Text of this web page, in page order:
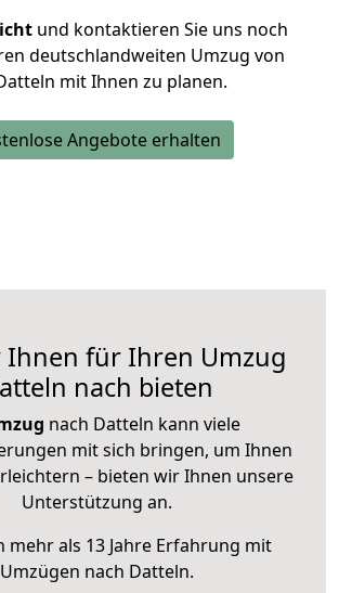
und kontaktieren Sie uns noch
deutschlandweiten Umzug von
mit Ihnen zu planen.
Angebote erhalten
Ihnen für Ihren Umzug
nach bieten
nach Datteln kann viele
mit sich bringen, um Ihnen
– bieten wir Ihnen unsere
Unterstützung an.
mehr als 13 Jahre Erfahrung mit
Umzügen nach Datteln.